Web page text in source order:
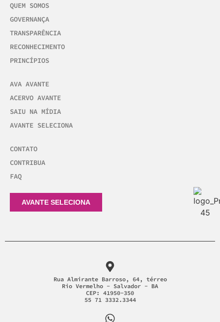
QUEM SOMOS
GOVERNANÇA
TRANSPARÊNCIA
RECONHECIMENTO
PRINCÍPIOS
AVA AVANTE
ACERVO AVANTE
SAIU NA MÍDIA
AVANTE SELECIONA
CONTATO
CONTRIBUA
FAQ
AVANTE SELECIONA
Rua Almirante Barroso, 64, térreo
Rio Vermelho - Salvador - BA
CEP: 41950-350
55 71 3332.3344